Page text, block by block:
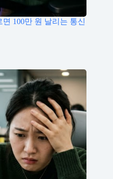
100만 원 날리는 통신